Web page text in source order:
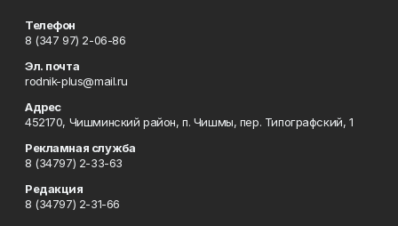
Телефон
8 (347 97) 2-06-86
Эл. почта
rodnik-plus@mail.ru
Адрес
452170, Чишминский район, п. Чишмы, пер. Типографский, 1
Рекламная служба
8 (34797) 2-33-63
Редакция
8 (34797) 2-31-66